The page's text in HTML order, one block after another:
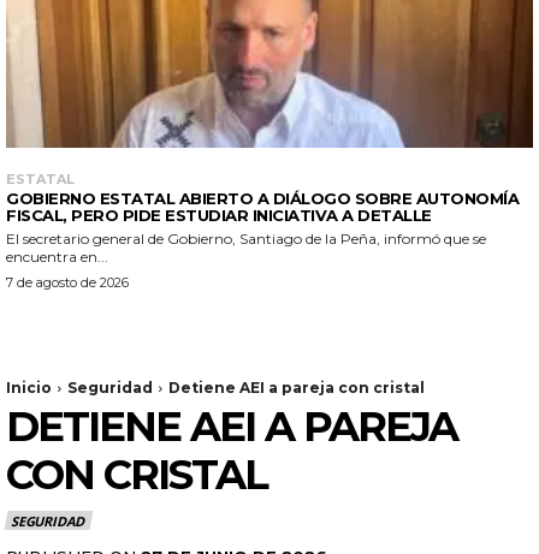
ESTATAL
GOBIERNO ESTATAL ABIERTO A DIÁLOGO SOBRE AUTONOMÍA
FISCAL, PERO PIDE ESTUDIAR INICIATIVA A DETALLE
El secretario general de Gobierno, Santiago de la Peña, informó que se
encuentra en...
7 de agosto de 2026